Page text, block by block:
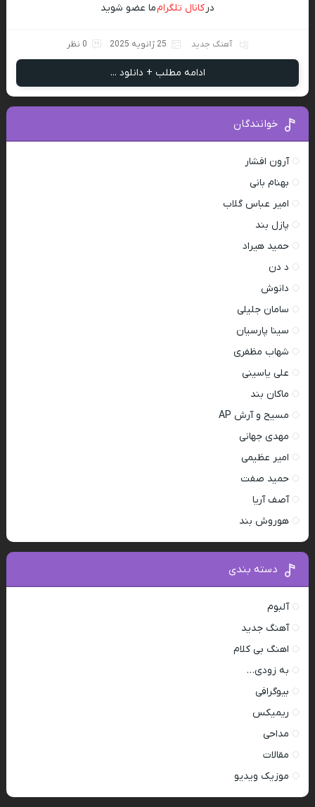
درکانال تلگرامما عضو شوید
آهنگ جدید 25 ژانویه 2025 0 نظر
ادامه مطلب + دانلود ...
خوانندگان
آرون افشار
بهنام بانی
امیر عباس گلاب
پازل بند
حمید هیراد
د دن
دانوش
سامان جلیلی
سینا پارسیان
شهاب مظفری
علی یاسینی
ماکان بند
مسیح و آرش AP
مهدی جهانی
امیر عظیمی
حمید صفت
آصف آریا
هوروش بند
دسته بندی
آلبوم
آهنگ جدید
اهنگ بی کلام
به زودی…
بیوگرافی
ریمیکس
مداحی
مقالات
موزیک ویدیو